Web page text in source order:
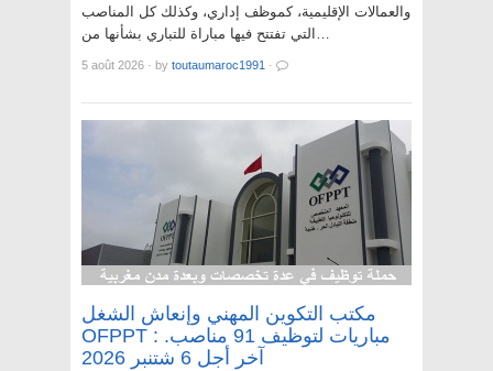
والعمالات الإقليمية، كموظف إداري، وكذلك كل المناصب
التي تفتتح فيها مباراة للتباري بشأنها من…
5 août 2026 · by toutaumaroc1991 ·
مكتب التكوين المهني وإنعاش الشغل
OFPPT : مباريات لتوظيف 91 مناصب.
آخر أجل 6 شتنبر 2026